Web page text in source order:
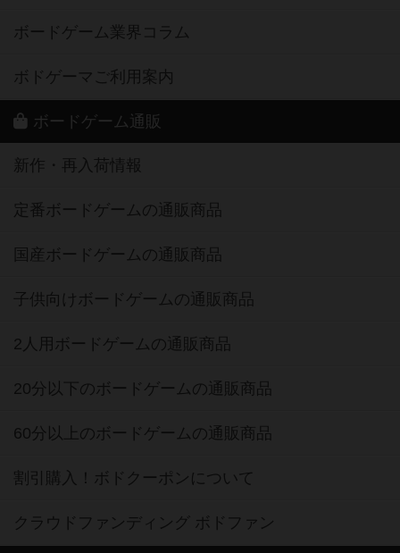
ボードゲーム業界コラム
ボドゲーマご利用案内
ボードゲーム通販
新作・再入荷情報
定番ボードゲームの通販商品
国産ボードゲームの通販商品
子供向けボードゲームの通販商品
2人用ボードゲームの通販商品
20分以下のボードゲームの通販商品
60分以上のボードゲームの通販商品
割引購入！ボドクーポンについて
クラウドファンディング ボドファン